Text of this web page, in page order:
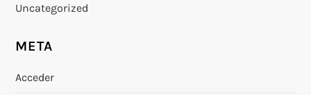
Uncategorized
META
Acceder